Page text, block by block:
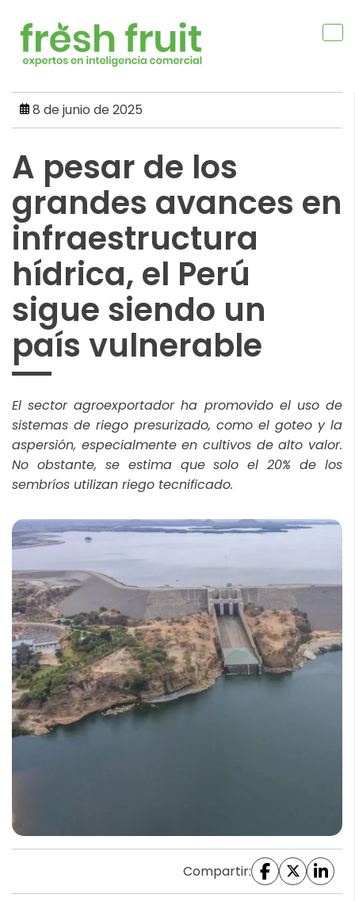
content
8 de junio de 2025
A pesar de los
grandes avances en
infraestructura
hídrica, el Perú
sigue siendo un
país vulnerable
El sector agroexportador ha promovido el uso de
sistemas de riego presurizado, como el goteo y la
aspersión, especialmente en cultivos de alto valor.
No obstante, se estima que solo el 20% de los
sembríos utilizan riego tecnificado.
Compartir: